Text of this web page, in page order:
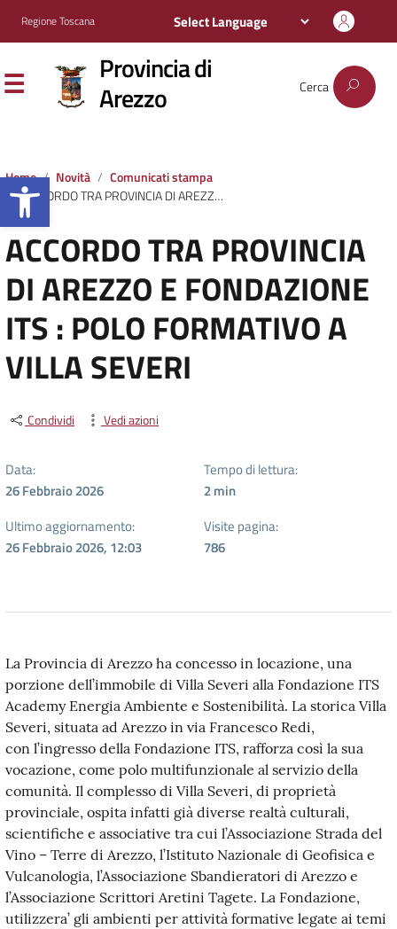
Apri la barra degli strumenti
Regione Toscana
Provincia di
Arezzo Cerca
Home Novità
Comunicati stampa
ACCORDO TRA PROVINCIA DI AREZZO E FONDAZIONE ITS : POLO FORMATIVO A VILLA SEVERI
ACCORDO TRA PROVINCIA
DI AREZZO E FONDAZIONE
ITS : POLO FORMATIVO A
VILLA SEVERI
Condividi Vedi azioni
Data:
26 Febbraio 2026
Tempo di lettura:
2min
Ultimo aggiornamento:
26 Febbraio 2026, 12:03
Visite pagina:
786
La Provincia di Arezzo ha concesso in locazione, una
porzione dell’immobile di Villa Severi alla Fondazione ITS
Academy Energia Ambiente e Sostenibilità. La storica Villa
Severi, situata ad Arezzo in via Francesco Redi,
con l’ingresso della Fondazione ITS, rafforza così la sua
vocazione, come polo multifunzionale al servizio della
comunità. Il complesso di Villa Severi, di proprietà
provinciale, ospita infatti già diverse realtà culturali,
scientifiche e associative tra cui l’Associazione Strada del
Vino – Terre di Arezzo, l’Istituto Nazionale di Geofisica e
Vulcanologia, l’Associazione Sbandieratori di Arezzo e
l’Associazione Scrittori Aretini Tagete. La Fondazione,
utilizzera’ gli ambienti per attività formative legate ai temi